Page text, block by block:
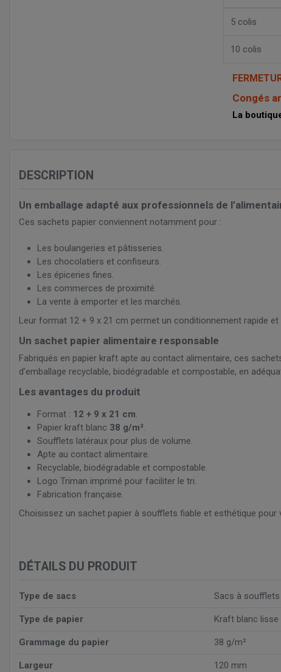
5 colis
10 colis
Congés
La
DESCRIPTION
Un emballage adapté aux professionnels de
Ces sachets papier conviennent notamment pour :
Les boulangeries et pâtisseries.
Les chocolatiers et confiseurs.
Les épiceries fines.
Les commerces de proximité.
La vente à emporter et les marchés.
Leur format 12 + 9 x 21 cm permet un conditionnement rapide
Un sachet papier alimentaire responsable
Fabriqués en papier kraft apte au contact alimentaire, ces
d’emballage recyclable, biodégradable et compostable, en
Les avantages du produit
Format : 12 + 9 x 21 cm.
Papier kraft blanc 38 g/m².
Soufflets latéraux pour plus de volume.
Apte au contact alimentaire.
Recyclable, biodégradable et compostable.
Logo Triman imprimé pour faciliter le tri.
Fabrication française.
Choisissez un sachet papier à soufflets fiable et esthétique
DÉTAILS DU PRODUIT
Type de sacs Sacs à soufflets
Type de papier Kraft blanc lisse
Grammage du papier 38 g/m²
Largeur 120 mm